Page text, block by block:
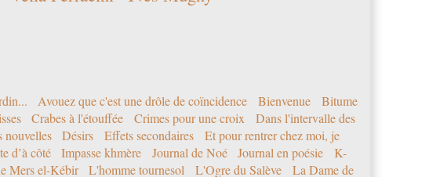
Avouez que c'est une drôle de coïncidence Bienvenue
Bitume
Crabes à l'étouffée Crimes pour une croix
Dans l'intervalle des
nouvelles Désirs Effets secondaires
Et pour rentrer chez moi, je
d’à côté Impasse khmère Journal de Noé Journal en poésie
K-
Mers el-Kébir L'homme tournesol L'Ogre du Salève
La Dame de